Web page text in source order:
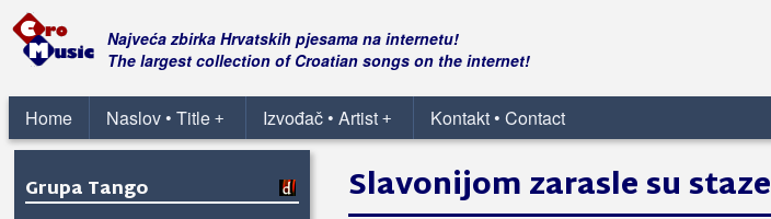
Najveća zbirka Hrvatskih pjesama na internetu!
The largest collection of Croatian songs on the internet!
Home +
Naslov • Title +
Izvođač • Artist Kontakt • Contact
Grupa Pagani
Grupa San
Grupa Sjene
Grupa Tango
Slavonijom zarasle su staze